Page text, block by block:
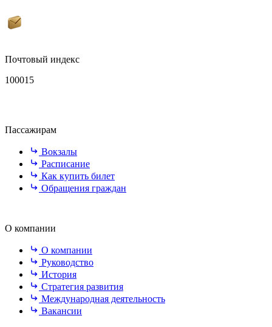
Почтовый индекс
100015
Пассажирам
Вокзалы
Расписание
Как купить билет
Обращения граждан
О компании
О компании
Руководство
История
Стратегия развития
Международная деятельность
Вакансии